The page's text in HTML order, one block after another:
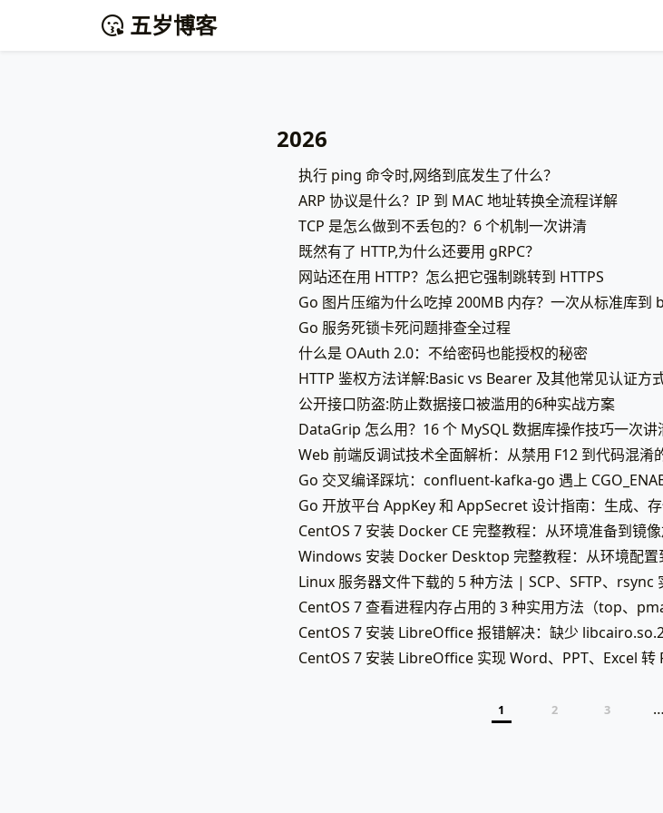
五岁博客
2026
执行 ping 命令时,网络到底发生了什么？
ARP 协议是什么？IP 到 MAC 地址转换全流程详解
TCP 是怎么做到不丢包的？6 个机制一次讲清
既然有了 HTTP,为什么还要用 gRPC？
网站还在用 HTTP？怎么把它强制跳转到 HTTPS
Go 图片压缩为什么吃掉 200MB 内存？一次从标准库到
Go 服务死锁卡死问题排查全过程
什么是 OAuth 2.0：不给密码也能授权的秘密
HTTP 鉴权方法详解:Basic vs Bearer 及其他常见认证方
公开接口防盗:防止数据接口被滥用的6种实战方案
DataGrip 怎么用？16 个 MySQL 数据库操作技巧一次讲
Web 前端反调试技术全面解析：从禁用 F12 到代码混淆
Go 交叉编译踩坑：confluent-kafka-go 遇上
Go 开放平台 AppKey 和 AppSecret 设计指南：生成、
CentOS 7 安装 Docker CE 完整教程：从环境准备到镜
Windows 安装 Docker Desktop 完整教程：从环境配置
Linux 服务器文件下载的 5 种方法 | SCP、SFTP、rsync
CentOS 7 查看进程内存占用的 3 种实用方法（top、
CentOS 7 安装 LibreOffice 报错解决：缺少
CentOS 7 安装 LibreOffice 实现 Word、PPT、Excel 转
1 2 3 …